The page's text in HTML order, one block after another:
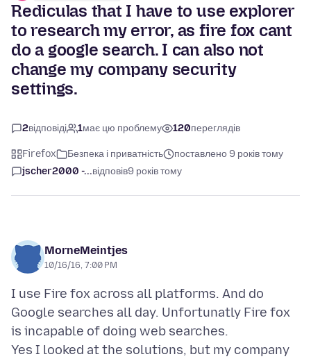
Rediculas that I have to use explorer
to research my error, as fire fox cant
do a google search. I can also not
change my company security
settings.
2відповіді 1має цю проблему 120переглядів
Firefox Безпека і приватність
поставлено 9 років тому
jscher2000 -...відповів9 років тому
MorneMeintjes
10/16/16, 7:00 PM
I use Fire fox across all platforms. And do
Google searches all day. Unfortunatly Fire fox
is incapable of doing web searches.
Yes I looked at the solutions, but my company